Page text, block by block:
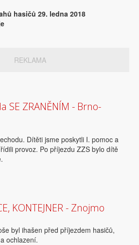
hasičů 29. ledna 2018
REKLAMA
SE ZRANĚNÍM - Brno-
Dítěti jsme poskytli I. pomoc a
provoz. Po příjezdu ZZS bylo dítě
KONTEJNER - Znojmo
byl ihašen před příjezdem hasičů,
ochlazení.